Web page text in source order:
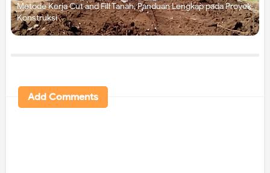
Metode Kerja Cut and Fill Tanah, Panduan Lengkap pada Proyek
Konstruksi
Add Comments